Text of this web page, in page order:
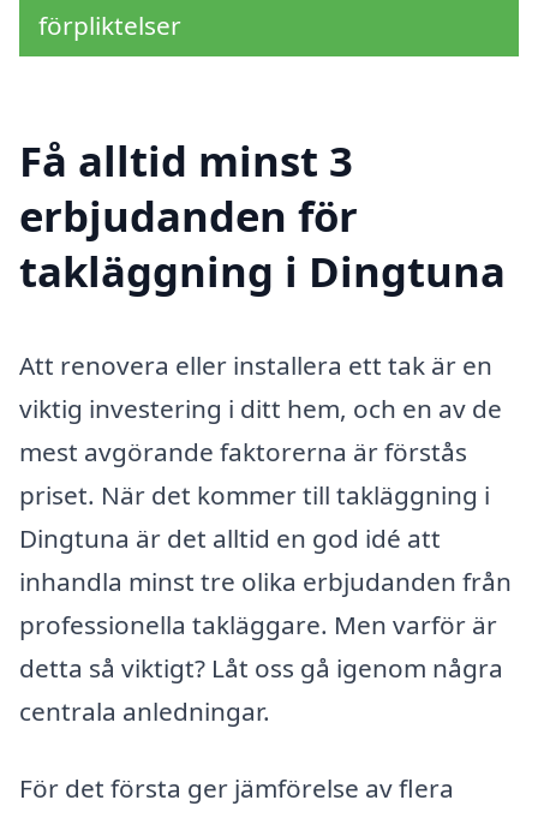
förpliktelser
Få alltid minst 3
erbjudanden för
takläggning i Dingtuna
Att renovera eller installera ett tak är en
viktig investering i ditt hem, och en av de
mest avgörande faktorerna är förstås
priset. När det kommer till takläggning i
Dingtuna är det alltid en god idé att
inhandla minst tre olika erbjudanden från
professionella takläggare. Men varför är
detta så viktigt? Låt oss gå igenom några
centrala anledningar.
För det första ger jämförelse av flera